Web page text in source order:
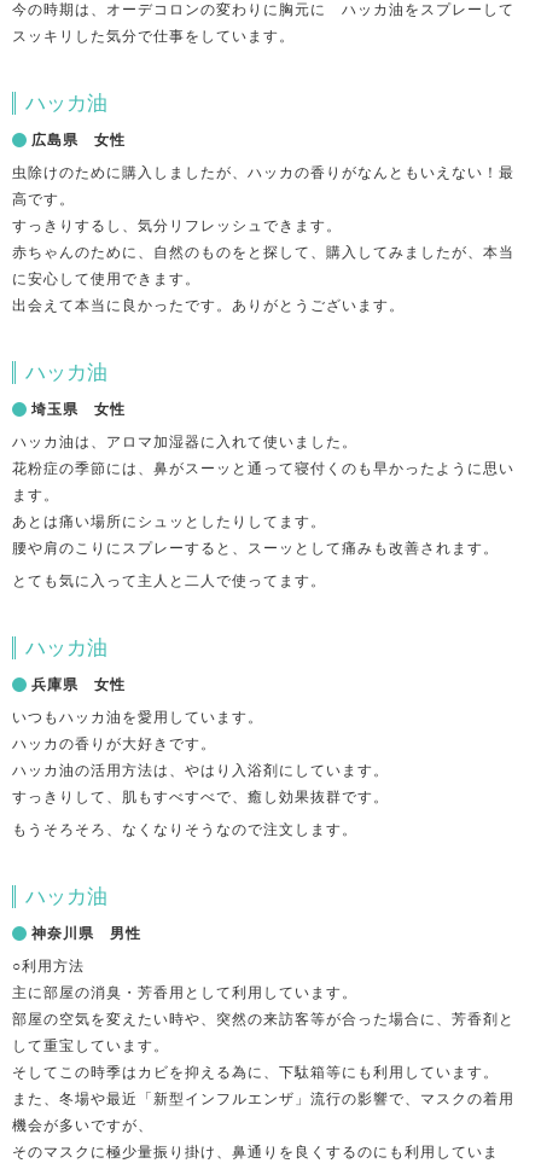
今の時期は、オーデコロンの変わりに胸元に ハッカ油をスプレーして
スッキリした気分で仕事をしています。
ハッカ油
広島県 女性
虫除けのために購入しましたが、ハッカの香りがなんともいえない！最
高です。
すっきりするし、気分リフレッシュできます。
赤ちゃんのために、自然のものをと探して、購入してみましたが、本当
に安心して使用できます。
出会えて本当に良かったです。ありがとうございます。
ハッカ油
埼玉県 女性
ハッカ油は、アロマ加湿器に入れて使いました。
花粉症の季節には、鼻がスーッと通って寝付くのも早かったように思い
ます。
あとは痛い場所にシュッとしたりしてます。
腰や肩のこりにスプレーすると、スーッとして痛みも改善されます。
とても気に入って主人と二人で使ってます。
ハッカ油
兵庫県 女性
いつもハッカ油を愛用しています。
ハッカの香りが大好きです。
ハッカ油の活用方法は、やはり入浴剤にしています。
すっきりして、肌もすべすべで、癒し効果抜群です。
もうそろそろ、なくなりそうなので注文します。
ハッカ油
神奈川県 男性
○利用方法
主に部屋の消臭・芳香用として利用しています。
部屋の空気を変えたい時や、突然の来訪客等が合った場合に、芳香剤と
して重宝しています。
そしてこの時季はカビを抑える為に、下駄箱等にも利用しています。
また、冬場や最近「新型インフルエンザ」流行の影響で、マスクの着用
機会が多いですが、
そのマスクに極少量振り掛け、鼻通りを良くするのにも利用していま